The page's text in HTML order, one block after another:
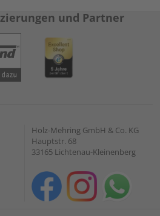
und Partner
Holz-Mehring GmbH & Co. KG
Hauptstr. 68
33165 Lichtenau-Kleinenberg